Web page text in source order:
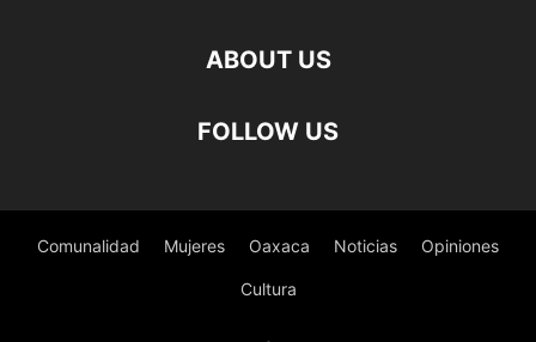
ABOUT US
FOLLOW US
Comunalidad Mujeres Oaxaca Noticias Opiniones
Cultura